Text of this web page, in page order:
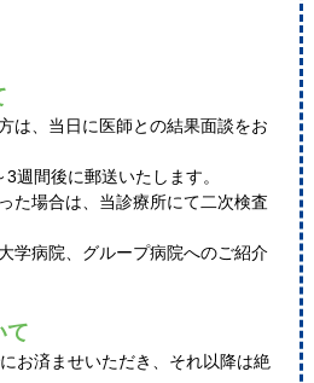
は、当日に医師との結果面談をお
週間後に郵送いたします。
た場合は、当診療所にて二次検査
学病院、グループ病院へのご紹介
て
お済ませいただき、それ以降は絶